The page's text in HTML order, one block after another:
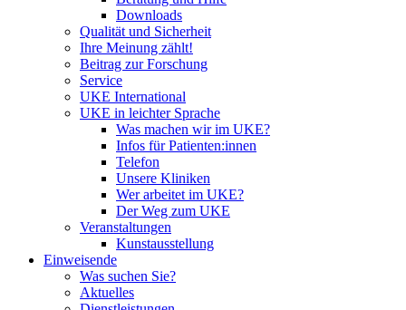
Downloads
Qualität und Sicherheit
Ihre Meinung zählt!
Beitrag zur Forschung
Service
UKE International
UKE in leichter Sprache
Was machen wir im UKE?
Infos für Patienten:innen
Telefon
Unsere Kliniken
Wer arbeitet im UKE?
Der Weg zum UKE
Veranstaltungen
Kunstausstellung
Einweisende
Was suchen Sie?
Aktuelles